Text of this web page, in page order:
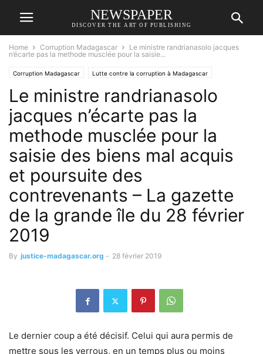
NEWSPAPER
DISCOVER THE ART OF PUBLISHING
Home Corruption Madagascar
Le ministre randrianasolo jacques
n’écarte pas la methode musclée pour la saisie...
Corruption Madagascar Lutte contre la corruption à Madagascar
RANARISON Tsilavo RANDRIANASOLO Jacques
Le ministre randrianasolo
jacques n’écarte pas la
methode musclée pour la
saisie des biens mal acquis
et poursuite des
contrevenants – La gazette
de la grande île du 28 février
2019
By justice-madagascar.org - 28 février 2019
Le dernier coup a été décisif. Celui qui aura permis de
mettre sous les verrous, en un temps plus ou moins